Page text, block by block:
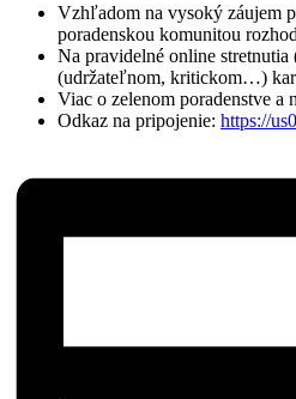
Vzhľadom na vysoký záujem
poradenskou komunitou
Na pravidelné online
(udržateľnom, kritickom…)
Viac o zelenom poradenstve
Odkaz na pripojenie: https://